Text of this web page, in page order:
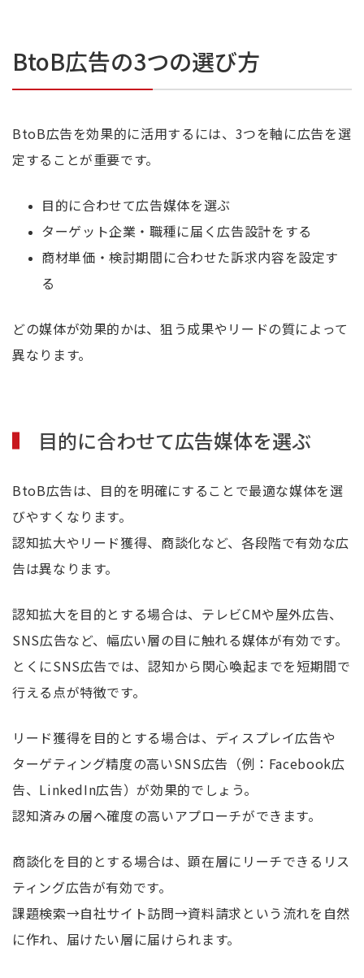
BtoB広告の3つの選び方
BtoB広告を効果的に活用するには、3つを軸に広告を選
定することが重要です。
目的に合わせて広告媒体を選ぶ
ターゲット企業・職種に届く広告設計をする
商材単価・検討期間に合わせた訴求内容を設定す
る
どの媒体が効果的かは、狙う成果やリードの質によって
異なります。
目的に合わせて広告媒体を選ぶ
BtoB広告は、目的を明確にすることで最適な媒体を選
びやすくなります。
認知拡大やリード獲得、商談化など、各段階で有効な広
告は異なります。
認知拡大を目的とする場合は、テレビCMや屋外広告、
SNS広告など、幅広い層の目に触れる媒体が有効です。
とくにSNS広告では、認知から関心喚起までを短期間で
行える点が特徴です。
リード獲得を目的とする場合は、ディスプレイ広告や
ターゲティング精度の高いSNS広告（例：Facebook広
告、LinkedIn広告）が効果的でしょう。
認知済みの層へ確度の高いアプローチができます。
商談化を目的とする場合は、顕在層にリーチできるリス
ティング広告が有効です。
課題検索→自社サイト訪問→資料請求という流れを自然
に作れ、届けたい層に届けられます。